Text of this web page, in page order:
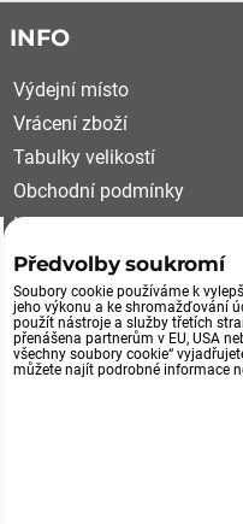
INFO
Výdejní místo
Vrácení zboží
Tabulky velikostí
Obchodní podmínky
Kariéra
Reklamační řád
VÝDEJNÍ MÍSTO,
Průmyslová 492/29
Předvolby soukromí
Soubory cookie používáme k
jeho výkonu a ke shromažďování
použít nástroje a služby třetích
přenášena partnerům v EU, USA
všechny soubory cookie“
můžete najít podrobné informace